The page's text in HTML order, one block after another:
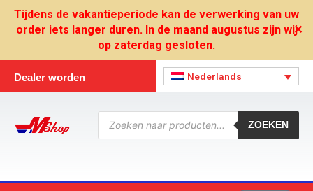
Tijdens de vakantieperiode kan de verwerking van uw
order iets langer duren. In de maand augustus zijn wij
op zaterdag gesloten.
✕
Dealer worden Nederlands
Producten
zoeken
ZOEKEN